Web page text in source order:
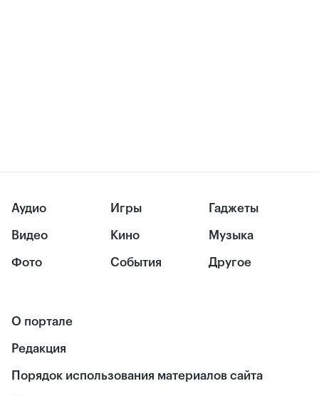
Аудио
Видео
Фото
Игры
Кино
События
Гаджеты
Музыка
Другое
О портале
Редакция
Порядок использования материалов сайта